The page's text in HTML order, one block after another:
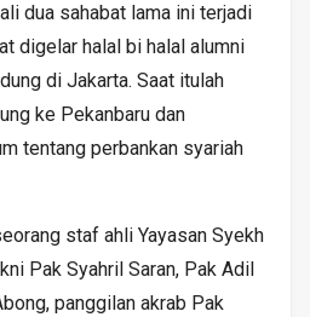
dua sahabat lama ini terjadi
digelar halal bi halal alumni
di Jakarta. Saat itulah
ke Pekanbaru dan
tentang perbankan syariah
staf ahli Yayasan Syekh
Pak Syahril Saran, Pak Adil
panggilan akrab Pak